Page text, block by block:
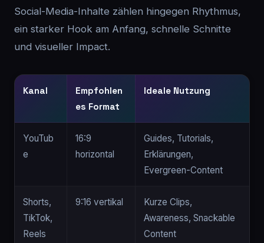
Social-Media-Inhalte zählen hingegen Rhythmus,
ein starker Hook am Anfang, schnelle Schnitte
und visueller Impact.
Kanal
Empfohlen
es Format
Ideale Nutzung
YouTub
e
16:9
horizontal
Guides, Tutorials,
Erklärungen,
Evergreen-Content
Shorts,
TikTok,
Reels
9:16 vertikal
Kurze Clips,
Awareness, Snackable
Content